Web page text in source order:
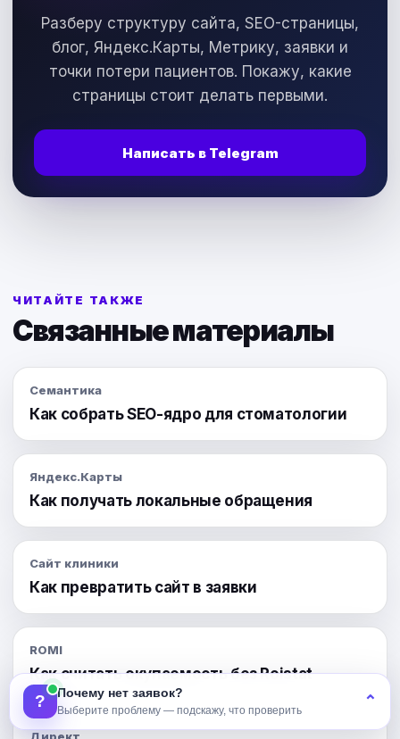
? Почему нет заявок?
Выберите проблему — подскажу, что проверить ⌃
Разберу структуру сайта, SEO-страницы,
блог, Яндекс.Карты, Метрику, заявки и
точки потери пациентов. Покажу, какие
страницы стоит делать первыми.
Написать в Telegram
ЧИТАЙТЕ ТАКЖЕ
Связанные материалы
Семантика
Как собрать SEO-ядро для стоматологии
Яндекс.Карты
Как получать локальные обращения
Сайт клиники
Как превратить сайт в заявки
ROMI
Как считать окупаемость без Roistat